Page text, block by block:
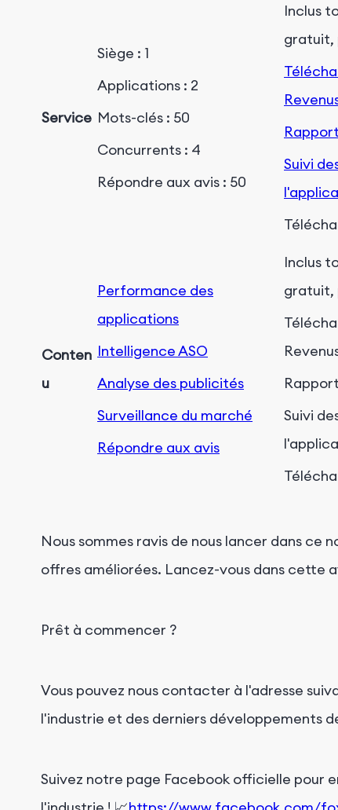
Service
Siège : 1
Applications : 2
Mots-clés : 50
Concurrents : 4
Répondre aux avis : 50
Inclus
gratuit,
Suivi
Conten
u
Performance des
applications
Intelligence ASO
Analyse des publicités
Surveillance du marché
Répondre aux avis
Inclus
gratuit,
Suivi
Nous sommes ravis de nous lancer dans
offres améliorées. Lancez-vous dans cette
Prêt à commencer ?
Vous pouvez nous contacter à l'adresse
l'industrie et des derniers développements
Suivez notre page Facebook officielle pour